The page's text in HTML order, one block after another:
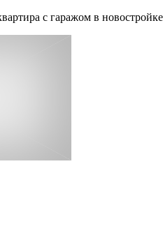
с гаражом в